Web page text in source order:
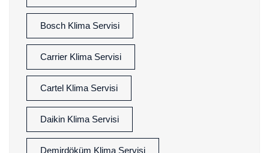
Bosch Klima Servisi
Carrier Klima Servisi
Cartel Klima Servisi
Daikin Klima Servisi
Demirdöküm Klima Servisi